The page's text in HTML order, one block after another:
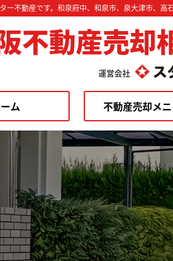
ー不動産です。和泉府中、和泉市、泉大津市、高
不動産売却
運営会社
ム 不動産売却メ